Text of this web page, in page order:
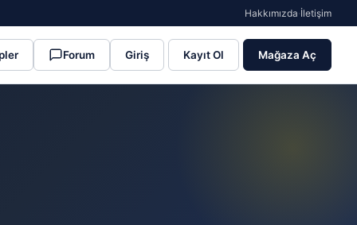
Hakkımızda·İletişim
Forum Giriş Kayıt Ol Mağaza Aç